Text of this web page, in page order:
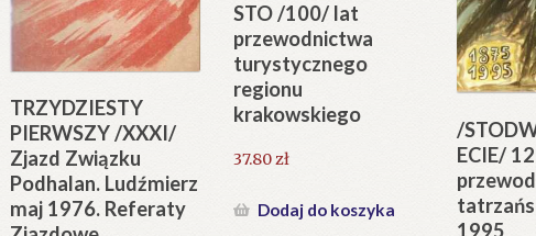
TRZYDZIESTY
PIERWSZY /XXXI/
Zjazd Związku
Podhalan. Ludźmierz
maj 1976. Referaty
STO /100/ lat
przewodnictwa
turystycznego
regionu
krakowskiego
37.80zł
Dodaj do koszyka
/
ECIE/
1995